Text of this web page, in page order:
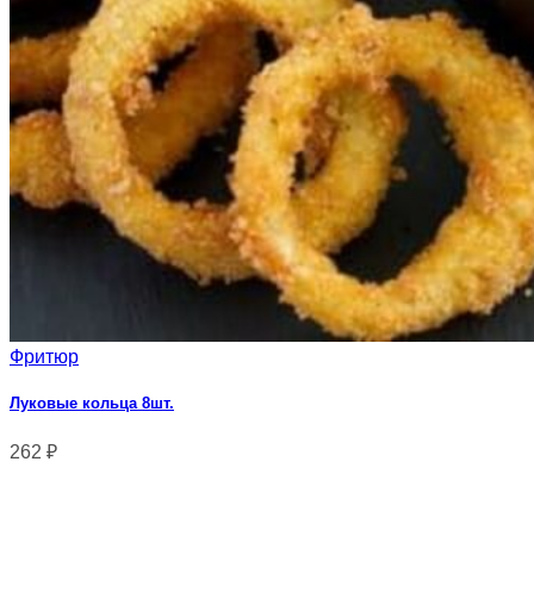
Фритюр
Луковые кольца 8шт.
262 ₽